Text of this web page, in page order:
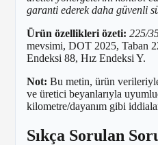
garanti ederek daha güvenli
Ürün özellikleri özeti: 225/
mevsimi, DOT 2025, Taban
Endeksi 88, Hız Endeksi Y.
Not: Bu metin, ürün
ve üretici beyanlarıyla
kilometre/dayanım gibi
Sıkça Sorulan